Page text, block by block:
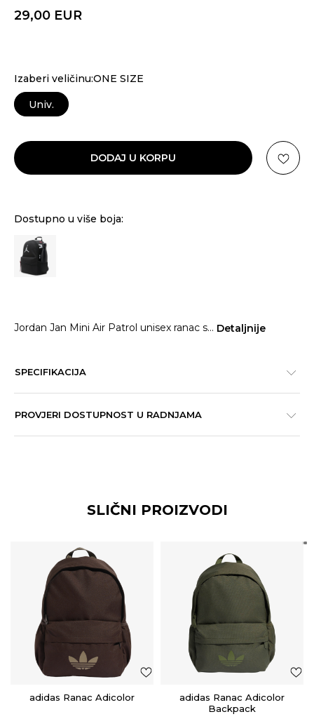
29,00 EUR
Izaberi veličinu:ONE SIZE
Univ.
DODAJ U KORPU
Dostupno u više boja:
Jordan Jan Mini Air Patrol unisex ranac s... Detaljnije
SPECIFIKACIJA
PROVJERI DOSTUPNOST U RADNJAMA
SLIČNI PROIZVODI
adidas Ranac Adicolor
adidas Ranac Adicolor
Backpack